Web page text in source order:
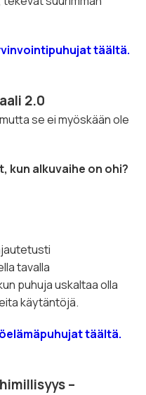
täältä.
2.0
se ei myöskään ole
kun alkuvaihe on ohi?
tavalla
puhuja uskaltaa olla
käytäntöjä.
täältä.
–